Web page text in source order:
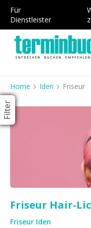
Für
Dienstleister
Home Iden Friseur
Filter
Friseur Hair-
Friseur Iden